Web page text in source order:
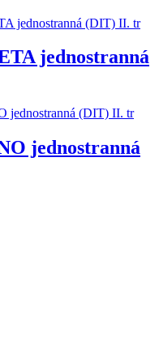
jednostranná
jednostranná